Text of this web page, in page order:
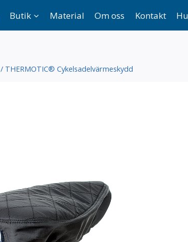
Butik Material Om oss Kontakt
/ THERMOTIC® Cykelsadelvärmeskydd